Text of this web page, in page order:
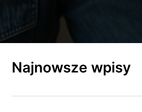
Najnowsze wpisy